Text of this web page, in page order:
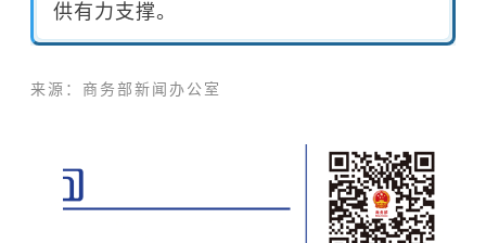
供有力支撑。
来源：商务部新闻办公室